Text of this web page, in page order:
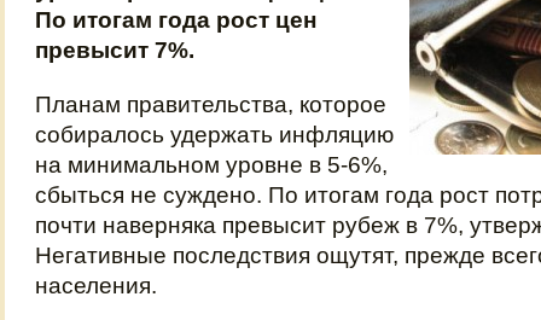
По итогам года рост цен
превысит 7%.
Планам правительства, которое
собиралось удержать инфляцию
на минимальном уровне в 5-6%,
сбыться не суждено. По итогам года рост
почти наверняка превысит рубеж в 7%,
Негативные последствия ощутят, прежде
населения.